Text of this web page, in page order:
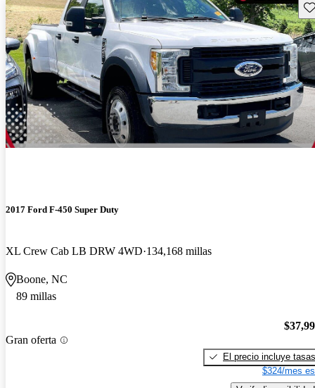
2017 Ford F-450 Super Duty
XL Crew Cab LB DRW 4WD 134,168 millas
Boone, NC
89 millas
Gran oferta
El precio incluye tasas
$324/mes